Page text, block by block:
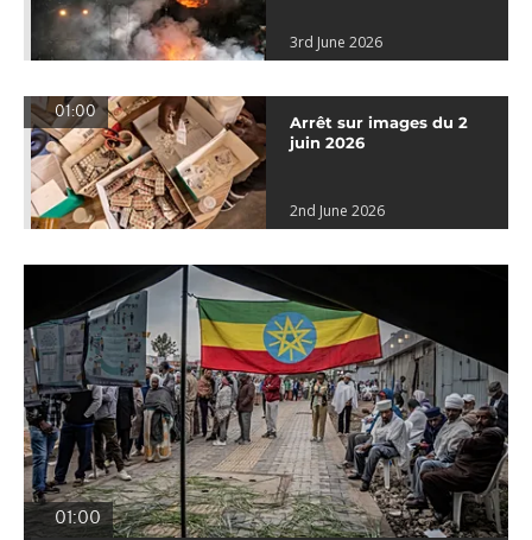
3rd June 2026
01:00
Arrêt sur images du 2
juin 2026
2nd June 2026
01:00